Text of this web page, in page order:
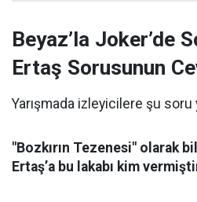
Beyaz’la Joker’de
Ertaş Sorusunun
Yarışmada izleyicilere şu soru
"Bozkırın Tezenesi" olarak
Ertaş’a bu lakabı kim